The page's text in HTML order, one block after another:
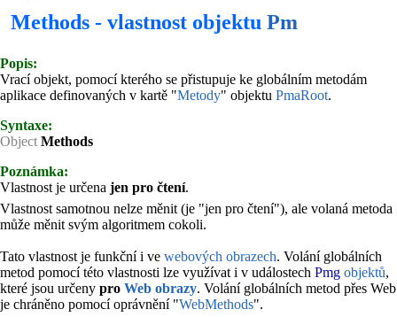
Methods - vlastnost objektu Pm
Popis:
Vrací objekt, pomocí kterého se přistupuje ke globálním metodám
aplikace definovaných v kartě "Metody" objektu PmaRoot.
Syntaxe:
Object Methods
Poznámka:
Vlastnost je určena jen pro čtení.
Vlastnost samotnou nelze měnit (je "jen pro čtení"), ale volaná metoda
může měnit svým algoritmem cokoli.
Tato vlastnost je funkční i ve webových obrazech. Volání globálních
metod pomocí této vlastnosti lze využívat i v událostech Pmg objektů,
které jsou určeny pro Web obrazy. Volání globálních metod přes Web
je chráněno pomocí oprávnění "WebMethods".